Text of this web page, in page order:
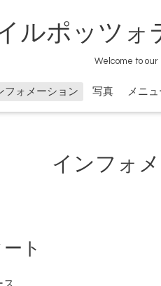
ルポッツ
Welcome to our
フォメーション 写真 メニュ
インフォ
ト